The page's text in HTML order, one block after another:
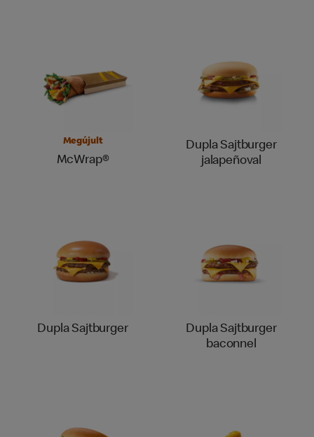
Megújult
McWrap®
Dupla Sajtburger
jalapeñoval
Dupla Sajtburger
Dupla Sajtburger
baconnel